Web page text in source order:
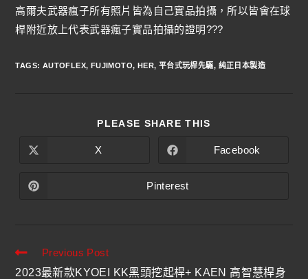
高爾夫武器瘋子所有照片皆為自己實品拍攝，所以皆會在球
桿附近放上代表武器瘋子實品拍攝的證明???
TAGS: AUTOFLEX, FUJIMOTO, HER, 平台式玩桿先驅, 純正日本製造
PLEASE SHARE THIS
X Facebook
Pinterest
Previous Post
2023最新款KYOEI KK黑頭挖起桿+ KAEN 高智慧桿身